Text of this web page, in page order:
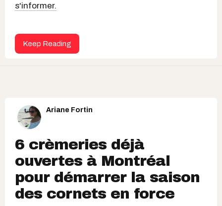
s'informer.
Keep Reading
Ariane Fortin
6 crèmeries déjà
ouvertes à Montréal
pour démarrer la saison
des cornets en force